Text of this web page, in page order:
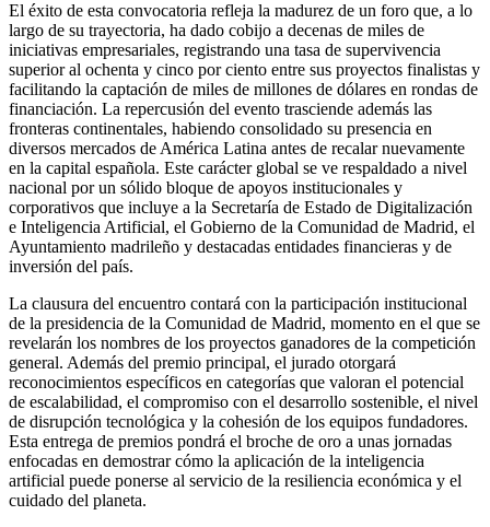
El éxito de esta convocatoria refleja la madurez de un foro que, a lo
largo de su trayectoria, ha dado cobijo a decenas de miles de
iniciativas empresariales, registrando una tasa de supervivencia
superior al ochenta y cinco por ciento entre sus proyectos finalistas y
facilitando la captación de miles de millones de dólares en rondas de
financiación. La repercusión del evento trasciende además las
fronteras continentales, habiendo consolidado su presencia en
diversos mercados de América Latina antes de recalar nuevamente
en la capital española. Este carácter global se ve respaldado a nivel
nacional por un sólido bloque de apoyos institucionales y
corporativos que incluye a la Secretaría de Estado de Digitalización
e Inteligencia Artificial, el Gobierno de la Comunidad de Madrid, el
Ayuntamiento madrileño y destacadas entidades financieras y de
inversión del país.
La clausura del encuentro contará con la participación institucional
de la presidencia de la Comunidad de Madrid, momento en el que se
revelarán los nombres de los proyectos ganadores de la competición
general. Además del premio principal, el jurado otorgará
reconocimientos específicos en categorías que valoran el potencial
de escalabilidad, el compromiso con el desarrollo sostenible, el nivel
de disrupción tecnológica y la cohesión de los equipos fundadores.
Esta entrega de premios pondrá el broche de oro a unas jornadas
enfocadas en demostrar cómo la aplicación de la inteligencia
artificial puede ponerse al servicio de la resiliencia económica y el
cuidado del planeta.